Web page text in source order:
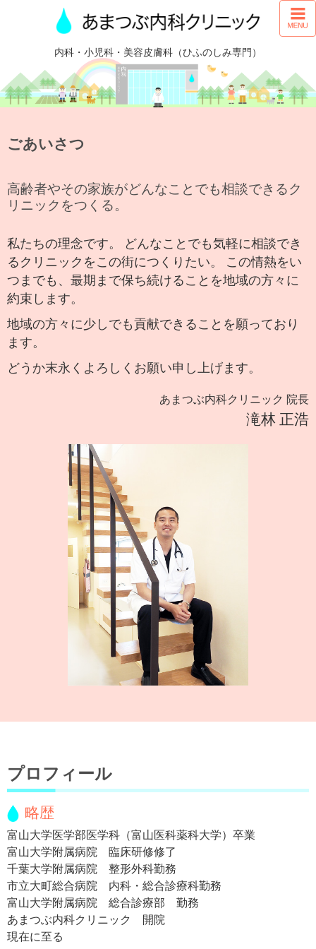
内科・小児科・美容皮膚科（ひふのしみ専門）
ごあいさつ
高齢者やその家族がどんなことでも相談できるク
リニックをつくる。
私たちの理念です。
どんなことでも気軽に相談でき
るクリニックをこの街につくりたい。
この情熱をい
つまでも、最期まで保ち続けることを地域の方々に
約束します。
地域の方々に少しでも貢献できることを願っており
ます。
どうか末永くよろしくお願い申し上げます。
あまつぶ内科クリニック 院長
滝林 正浩
プロフィール
略歴
富山大学医学部医学科（富山医科薬科大学）卒業
富山大学附属病院 臨床研修修了
千葉大学附属病院 整形外科勤務
市立大町総合病院 内科・総合診療科勤務
富山大学附属病院 総合診療部 勤務
あまつぶ内科クリニック 開院
現在に至る